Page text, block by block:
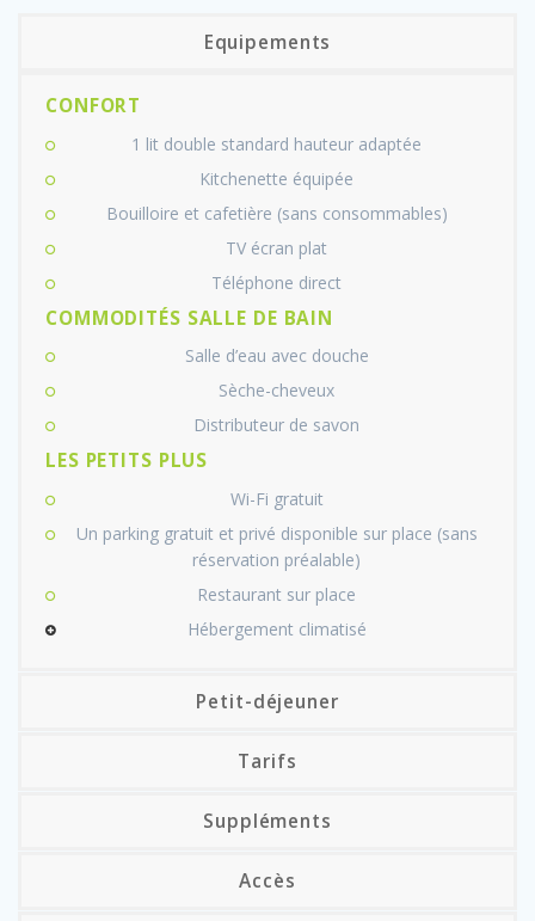
Equipements
CONFORT
1 lit double standard hauteur adaptée
Kitchenette équipée
Bouilloire et cafetière (sans consommables)
TV écran plat
Téléphone direct
COMMODITÉS SALLE DE BAIN
Salle d’eau avec douche
Sèche-cheveux
Distributeur de savon
LES PETITS PLUS
Wi-Fi gratuit
Un parking gratuit et privé disponible sur place (sans
réservation préalable)
Restaurant sur place
Hébergement climatisé
Petit-déjeuner
Tarifs
Suppléments
Accès